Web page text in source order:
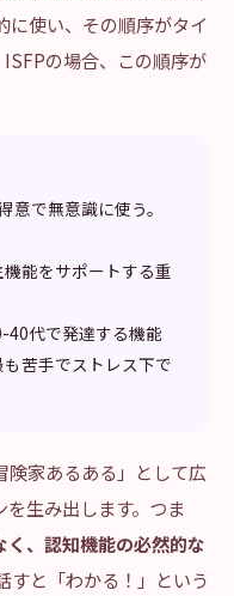
に使い、その順序がタイ
の場合、この順序が
意で無意識に使う。
機能をサポートする重
40代で発達する機能
も苦手でストレス下で
険家あるある」として広
生み出します。つま
、認知機能の必然的な
すと「わかる！」という